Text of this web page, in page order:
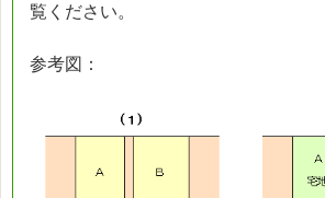
覧ください。
参考図：